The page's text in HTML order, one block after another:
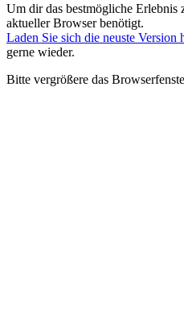
Um dir das bestmögliche
aktueller Browser benötigt.
Laden Sie sich die neuste Version
gerne wieder.
Bitte vergrößere das